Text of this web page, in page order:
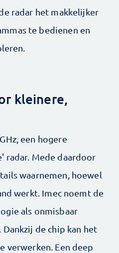
radar het makkelijker
te bedienen en
kleinere,
een hogere
radar. Mede daardoor
waarnemen, hoewel
werkt. Imec noemt de
als onmisbaar
de chip kan het
verwerken. Een deep